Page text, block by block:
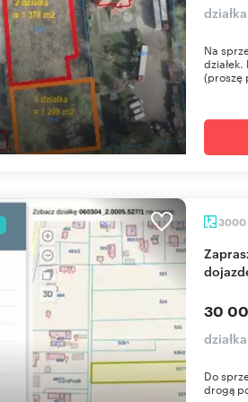
Na
(proszę
3000
Zapraszam do obejrzenia działki 3000 m² z
30
Do
drogą